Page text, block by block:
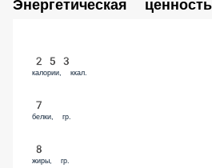
Энергетическая ценность
253
7
8